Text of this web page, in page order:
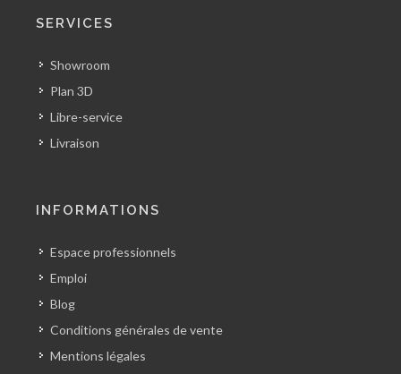
SERVICES
Showroom
Plan 3D
Libre-service
Livraison
INFORMATIONS
Espace professionnels
Emploi
Blog
Conditions générales de vente
Mentions légales